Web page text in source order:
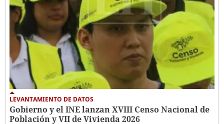
LEVANTAMIENTO DE DATOS
Gobierno y el INE lanzan XVIII Censo Nacional de
Población y VII de Vivienda 2026